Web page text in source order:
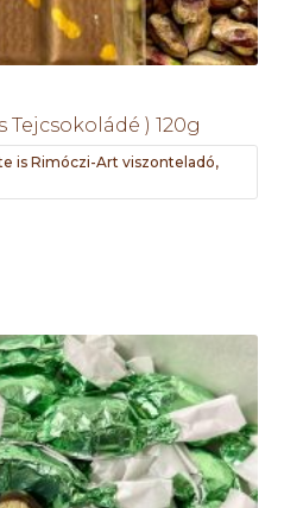
Tejcsokoládé ) 120g
is Rimóczi-Art viszonteladó,